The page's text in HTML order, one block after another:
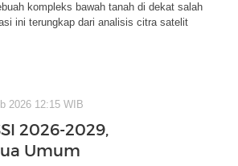
kompleks bawah tanah di dekat salah
ini terungkap dari analisis citra satelit
2026 12:15 WIB
2026-2029,
Umum